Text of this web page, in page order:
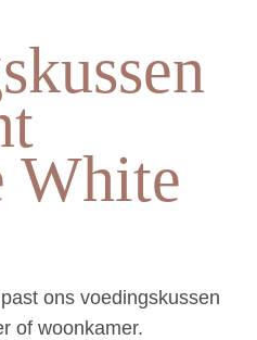
White
ons voedingskussen
of woonkamer.